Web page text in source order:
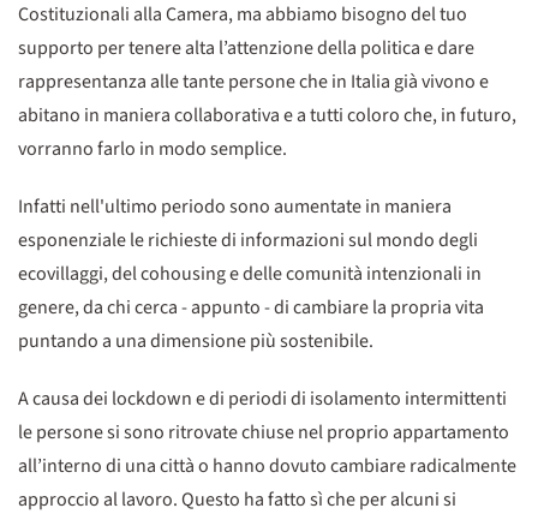
Costituzionali alla Camera, ma abbiamo bisogno del tuo
supporto per tenere alta l’attenzione della politica e dare
rappresentanza alle tante persone che in Italia già vivono e
abitano in maniera collaborativa e a tutti coloro che, in futuro,
vorranno farlo in modo semplice.
Infatti nell'ultimo periodo sono aumentate in maniera
esponenziale le richieste di informazioni sul mondo degli
ecovillaggi, del cohousing e delle comunità intenzionali in
genere, da chi cerca - appunto - di cambiare la propria vita
puntando a una dimensione più sostenibile.
A causa dei lockdown e di periodi di isolamento intermittenti
le persone si sono ritrovate chiuse nel proprio appartamento
all’interno di una città o hanno dovuto cambiare radicalmente
approccio al lavoro. Questo ha fatto sì che per alcuni si